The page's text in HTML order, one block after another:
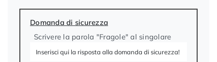
Domanda di sicurezza
Scrivere la parola "Fragole" al singolare